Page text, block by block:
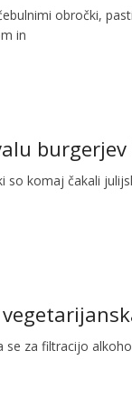
obročki,
in
burgerjev
so komaj čakali
se za filtracijo